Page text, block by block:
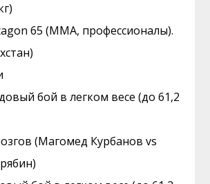
65 (MMA, профессионалы).
бой в легком весе (до 61,2
(Магомед Курбанов vs